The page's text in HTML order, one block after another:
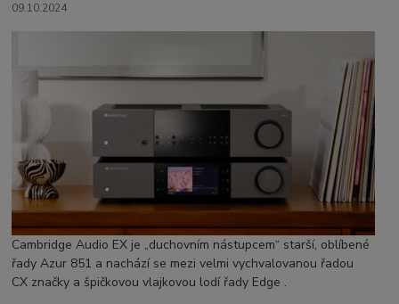
09.10.2024
Cambridge Audio EX je „duchovním nástupcem“ starší, oblíbené
řadyAzur 851 a nachází se mezi velmi vychvalovanou řadou
CX značky a špičkovou vlajkovou lodí řady Edge .